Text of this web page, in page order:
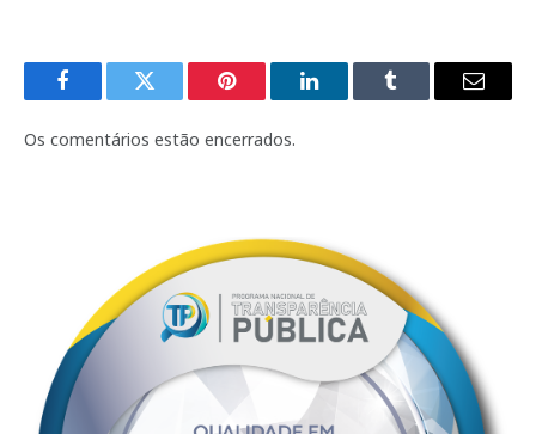
FacebookTwitter Pinterest LinkedInTumblr
E-
Os comentários estão encerrados.